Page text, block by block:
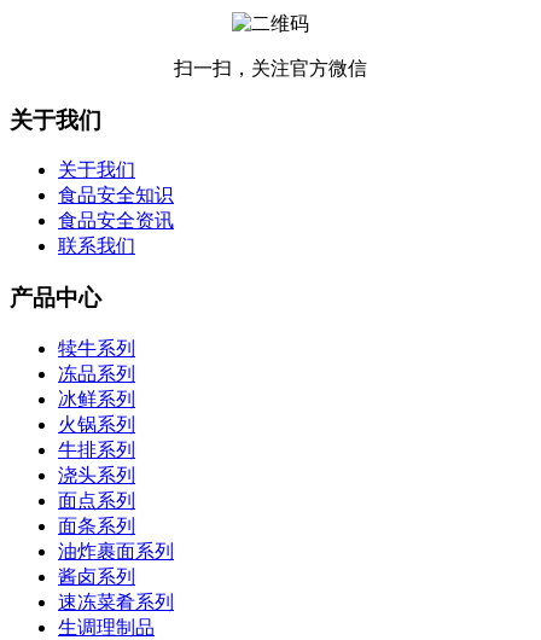
扫一扫，关注官方微信
关于我们
关于我们
食品安全知识
食品安全资讯
联系我们
产品中心
犊牛系列
冻品系列
冰鲜系列
火锅系列
牛排系列
浇头系列
面点系列
面条系列
油炸裹面系列
酱卤系列
速冻菜肴系列
生调理制品